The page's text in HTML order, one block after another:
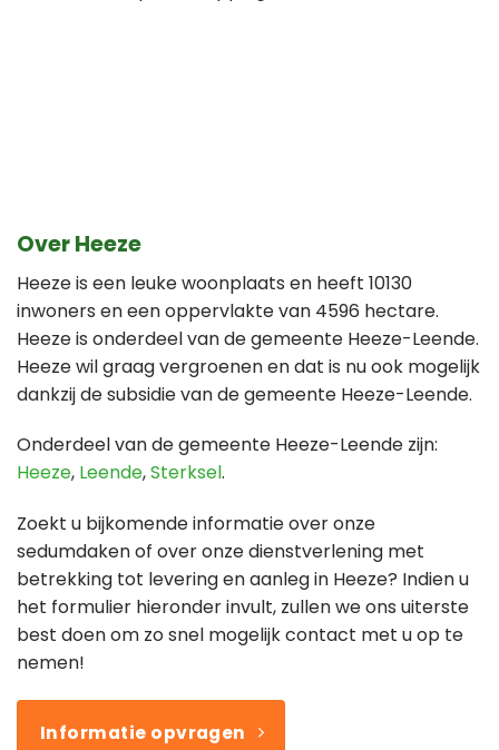
Over Heeze
Heeze is een leuke woonplaats en heeft 10130
inwoners en een oppervlakte van 4596 hectare.
Heeze is onderdeel van de gemeente Heeze-Leende.
Heeze wil graag vergroenen en dat is nu ook mogelijk
dankzij de subsidie van de gemeente Heeze-Leende.
Onderdeel van de gemeente Heeze-Leende zijn:
Heeze, Leende,Sterksel.
Zoekt u bijkomende informatie over onze
sedumdaken of over onze dienstverlening met
betrekking tot levering en aanleg in Heeze? Indien u
het formulier hieronder invult, zullen we ons uiterste
best doen om zo snel mogelijk contact met u op te
nemen!
Informatie opvragen